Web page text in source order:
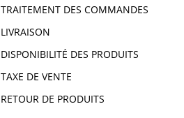
TRAITEMENT DES COMMANDES
LIVRAISON
DISPONIBILITÉ DES PRODUITS
TAXE DE VENTE
RETOUR DE PRODUITS